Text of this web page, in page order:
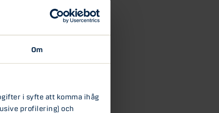
Om
i syfte att komma ihåg
profilering) och